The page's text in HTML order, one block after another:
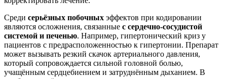
Среди серьёзных побочных эффектов при кодировании
являются осложнения, связанные с сердечно-сосудистой
системой и печенью. Например, гипертонический криз у
пациентов с предрасположенностью к гипертонии. Препарат
может вызывать резкий скачок артериального давления,
который сопровождается сильной головной болью,
учащённым сердцебиением и затруднённым дыханием. В